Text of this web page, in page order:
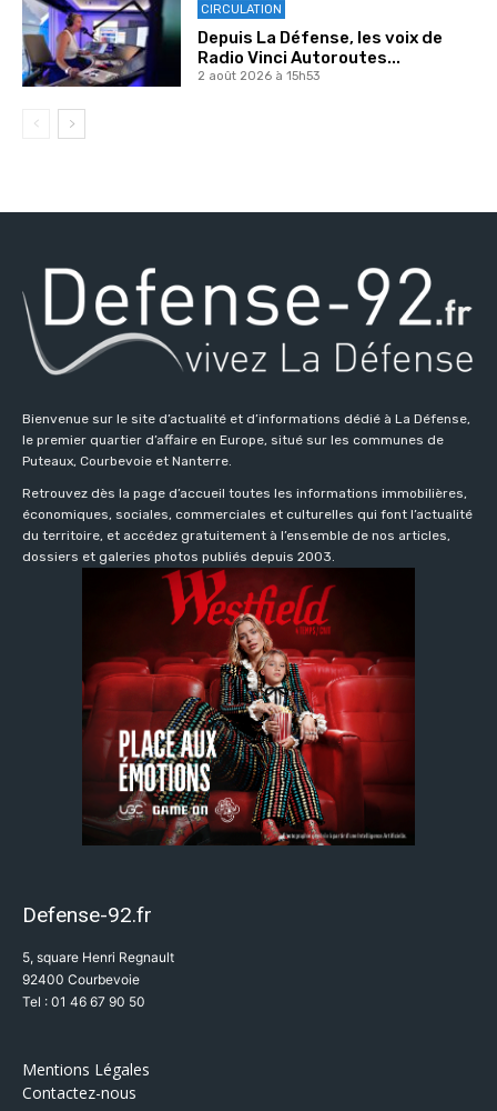
CIRCULATION
Depuis La Défense, les voix de
Radio Vinci Autoroutes...
2 août 2026 à 15h53
Bienvenue sur le site d’actualité et d’informations dédié à La Défense,
le premier quartier d’affaire en Europe, situé sur les communes de
Puteaux, Courbevoie et Nanterre.
Retrouvez dès la page d’accueil toutes les informations immobilières,
économiques, sociales, commerciales et culturelles qui font l’actualité
du territoire, et accédez gratuitement à l’ensemble de nos articles,
dossiers et galeries photos publiés depuis 2003.
Defense-92.fr
5, square Henri Regnault
92400 Courbevoie
Tel : 01 46 67 90 50
Mentions Légales
Contactez-nous